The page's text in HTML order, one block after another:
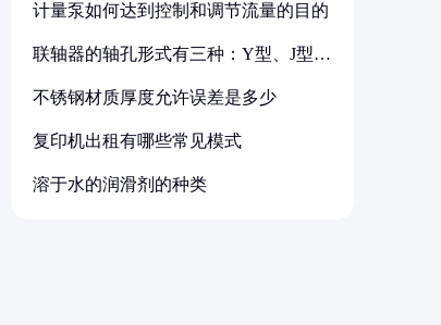
计量泵如何达到控制和调节流量的目的
联轴器的轴孔形式有三种：Y型、J型、
不锈钢材质厚度允许误差是多少
复印机出租有哪些常见模式
溶于水的润滑剂的种类